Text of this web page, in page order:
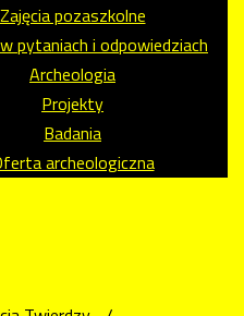
Zajęcia pozaszkolne
pytaniach i odpowiedziach
Archeologia
Projekty
Badania
archeologiczna